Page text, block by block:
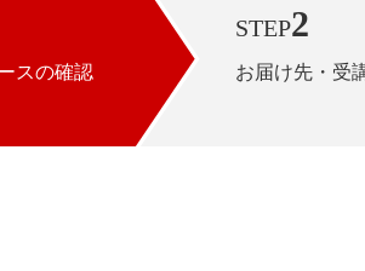
スの確認
STEP2
お届け先・受